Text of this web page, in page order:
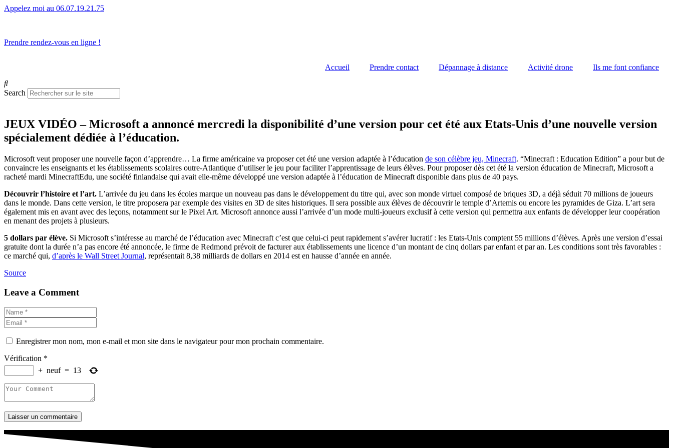
Appelez moi au 06.07.19.21.75
Prendre rendez-vous en ligne !
Accueil Prendre contact Dépannage à distance Activité drone Ils me font confiance
Search
JEUX VIDÉO – Microsoft a annoncé mercredi la disponibilité d’une version pour cet été aux Etats-Unis d’une nouvelle version
spécialement dédiée à l’éducation.
Microsoft veut proposer une nouvelle façon d’apprendre… La firme américaine va proposer cet été une version adaptée à l’éducation de son célèbre jeu, Minecraft. “Minecraft : Education Edition” a pour but de
convaincre les enseignants et les établissements scolaires outre-Atlantique d’utiliser le jeu pour faciliter l’apprentissage de leurs élèves. Pour proposer dès cet été la version éducation de Minecraft, Microsoft a
racheté mardi MinecraftEdu, une société finlandaise qui avait elle-même développé une version adaptée à l’éducation de Minecraft disponible dans plus de 40 pays.
Découvrir l’histoire et l’art. L’arrivée du jeu dans les écoles marque un nouveau pas dans le développement du titre qui, avec son monde virtuel composé de briques 3D, a déjà séduit 70 millions de joueurs
dans le monde. Dans cette version, le titre proposera par exemple des visites en 3D de sites historiques. Il sera possible aux élèves de découvrir le temple d’Artemis ou encore les pyramides de Giza. L’art sera
également mis en avant avec des leçons, notamment sur le Pixel Art. Microsoft annonce aussi l’arrivée d’un mode multi-joueurs exclusif à cette version qui permettra aux enfants de développer leur coopération
en menant des projets à plusieurs.
5 dollars par élève. Si Microsoft s’intéresse au marché de l’éducation avec Minecraft c’est que celui-ci peut rapidement s’avérer lucratif : les Etats-Unis comptent 55 millions d’élèves. Après une version d’essai
gratuite dont la durée n’a pas encore été annoncée, le firme de Redmond prévoit de facturer aux établissements une licence d’un montant de cinq dollars par enfant et par an. Les conditions sont très favorables :
ce marché qui, d’après le Wall Street Journal, représentait 8,38 milliards de dollars en 2014 est en hausse d’année en année.
Source
Leave a Comment
Enregistrer mon nom, mon e-mail et mon site dans le navigateur pour mon prochain commentaire.
Vérification *
+ neuf = 13
Laisser un commentaire